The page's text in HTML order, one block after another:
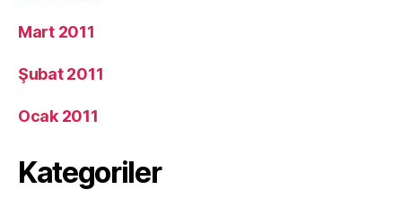
Mart 2011
Şubat 2011
Ocak 2011
Kategoriler